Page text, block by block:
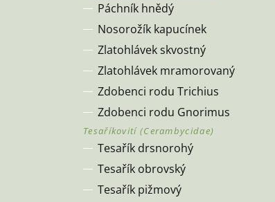
Páchník hnědý
Nosorožík kapucínek
Zlatohlávek skvostný
Zlatohlávek mramorovaný
Zdobenci rodu Trichius
Zdobenci rodu Gnorimus
Tesařík drsnorohý
Tesařík obrovský
Tesařík pižmový